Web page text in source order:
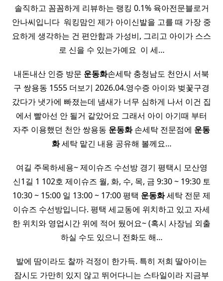
솔직하고 꼼꼼하게 리뷰하는 랭킹 0.1% 육아전문블로거
안나씨입니다 ​ 워킹맘인 제가 아이신발을 고를 때 가장 중
요하게 생각하는 건 편안함과 가성비, 그리고 아이가 스스
로 신을 수 있는가예요 ​ 이 세…
내돈내산 인증 방문 운동화손세탁 충청남도 천안시 서북
구 쌍용동 1555 더보기 2026.04.영수증 아이와 벚꽃구경
갔다가 냇가에 빠졌는데 냄새가 너무 심하게 나서 이건 집
에서 빨아선 안 될거 같았어요 그래서 아이 아기때 부터
자주 이용했던 천안 쌍용동 운동화손세탁 전문점에 운동
화세탁 맡긴 내용 공유해 볼께요…
여길 주목하세용~ 제이슈즈 수선방 경기 평택시 모산영
신1길 1 102호 제이슈즈 월, 화, 수, 목, 금 9:30 ~ 19:30 토
10:30 ~ 15:00 일 13:00 ~ 17:00 평택 운동화세탁 전문 제
이슈즈 수선방입니다. 평택 세교동에 위치하고 있고 자세
한 위치와 영업시간 위에 적어 뒀어요~ (혹시 사장님 외출
하실 수도 있으니 전화도 해…
발에 땀이라도 찰까 걱정이 한가득. 특히 저희 딸아이는
잠시도 가만히 있지 않고 뛰어다니는 스타일이라 지금부